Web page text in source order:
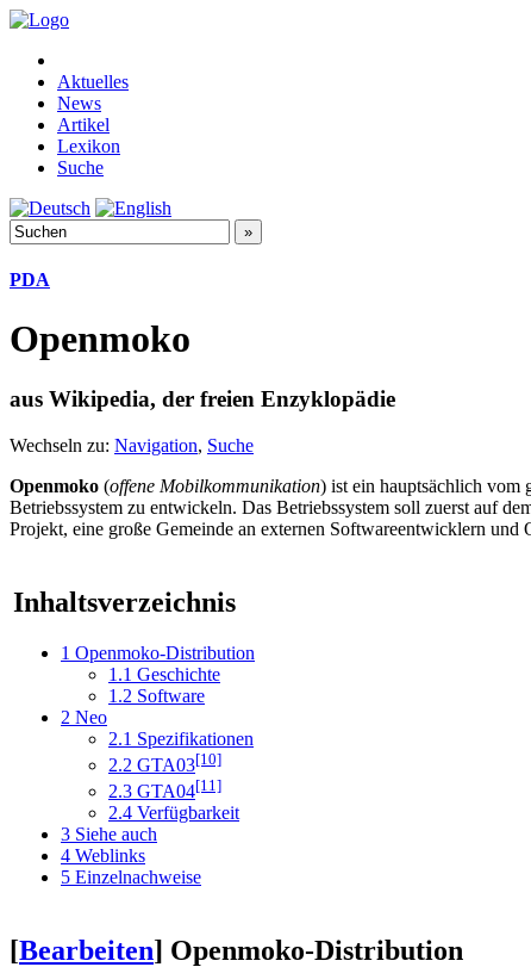
Aktuelles
News
Artikel
Lexikon
Suche
PDA
Openmoko
aus Wikipedia, der freien Enzyklopädie
Wechseln zu: Navigation, Suche
Openmoko (offene Mobilkommunikation) ist ein hauptsächlich vom
Betriebssystem zu entwickeln. Das Betriebssystem soll zuerst auf
Projekt, eine große Gemeinde an externen Softwareentwicklern und
Inhaltsverzeichnis
1 Openmoko-Distribution
1.1 Geschichte
1.2 Software
2 Neo
2.1 Spezifikationen
2.2 GTA03[10]
2.3 GTA04[11]
2.4 Verfügbarkeit
3 Siehe auch
4 Weblinks
5 Einzelnachweise
[Bearbeiten] Openmoko-Distribution